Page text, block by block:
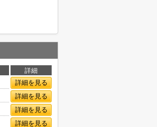
詳細
詳細を見る
詳細を見る
詳細を見る
詳細を見る